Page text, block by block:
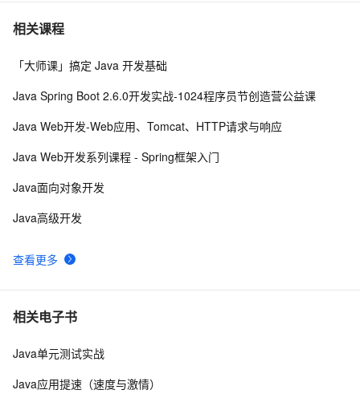
7 HTML5+CSS3前端入门教程---从0开始通过一个商城实例
局（上）
8 带你简单了解Chatgpt背后的秘密：大语言模型所需要条
开发一个属于自己的限流器RateLimiter功能服务
相关课程
查看更多
「大师课」搞定 Java 开发基础
Java Spring Boot 2.6.0开发实战-1024程序员节创造营公益课
Java Web开发-Web应用、Tomcat、HTTP请求与响应
Java Web开发系列课程 - Spring框架入门
Java面向对象开发
Java高级开发
相关电子书
Java单元测试实战
Java应用提速（速度与激情）